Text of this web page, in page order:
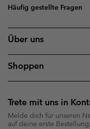
Häufig gestellte Fragen
Über uns
Shoppen
Trete mit uns in
Melde dich für unseren
auf deine erste